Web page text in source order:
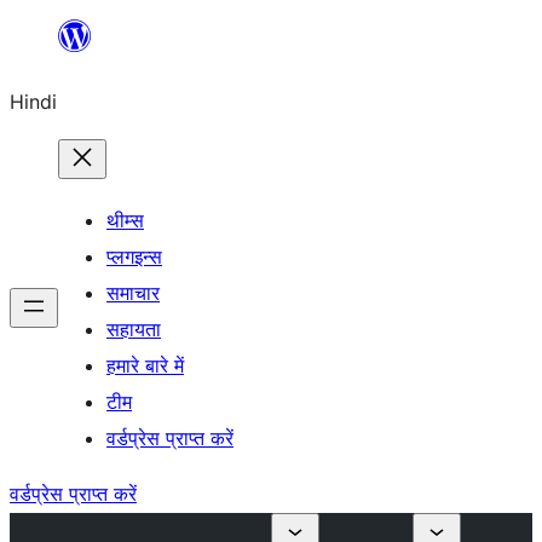
सामग्री
जाएं
Hindi
थीम्स
प्लगइन्स
समाचार
सहायता
हमारे बारे में
टीम
वर्डप्रेस प्राप्त करें
वर्डप्रेस प्राप्त करें